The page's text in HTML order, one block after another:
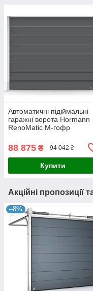
Автоматичні підіймальні
гаражні ворота Hormann
RenoMatic M-гофр
DuraMatic
88 875 ₴ 94 042 ₴
Купити
Акційні пропозиції
–8%